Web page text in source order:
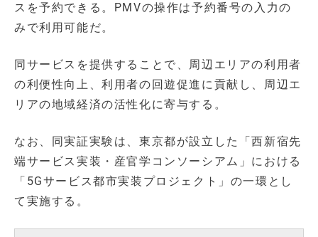
スを予約できる。PMVの操作は予約番号の入力の
みで利用可能だ。
同サービスを提供することで、周辺エリアの利用者
の利便性向上、利用者の回遊促進に貢献し、周辺エ
リアの地域経済の活性化に寄与する。
なお、同実証実験は、東京都が設立した「西新宿先
端サービス実装・産官学コンソーシアム」における
「5Gサービス都市実装プロジェクト」の一環とし
て実施する。